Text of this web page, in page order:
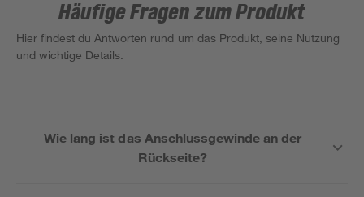
Häufige Fragen zum Produkt
Hier findest du Antworten rund um das Produkt, seine Nutzung
und wichtige Details.
Wie lang ist das Anschlussgewinde an der
Rückseite?